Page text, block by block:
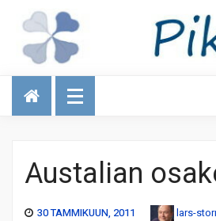
Talous
Austalian
30 TAMMIKUUN, 2011
lars-